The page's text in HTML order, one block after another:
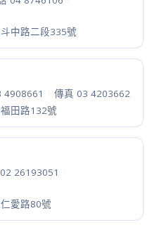
中路二段335號
4908661 · 傳真 03 4203662
田路132號
26193051 ·
愛路80號